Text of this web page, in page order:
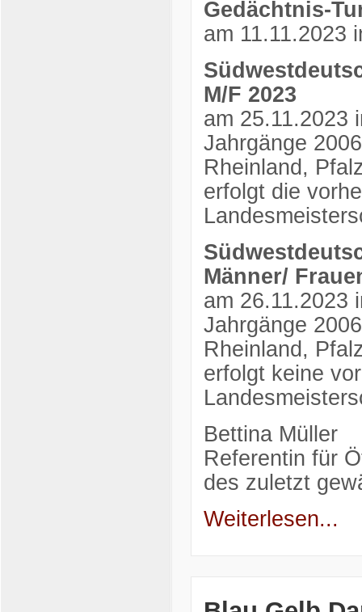
Gedächtnis-
am 11.11.2023
M/F 2023
am 25.11.2023
Jahrgänge
Rheinland,
erfolgt die
Männer/
am 26.11.2023
Jahrgänge
Rheinland,
erfolgt keine
Bettina Müller
Referentin für
des zuletzt
Weiterlesen...